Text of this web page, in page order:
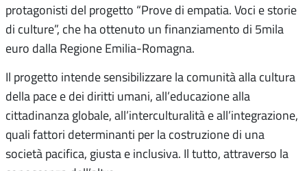
protagonisti del progetto “Prove di empatia. Voci e storie
di culture”, che ha ottenuto un finanziamento di 5mila
euro dalla Regione Emilia-Romagna.
Il progetto intende sensibilizzare la comunità alla cultura
della pace e dei diritti umani, all’educazione alla
cittadinanza globale, all’interculturalità e all’integrazione,
quali fattori determinanti per la costruzione di una
società pacifica, giusta e inclusiva. Il tutto, attraverso la